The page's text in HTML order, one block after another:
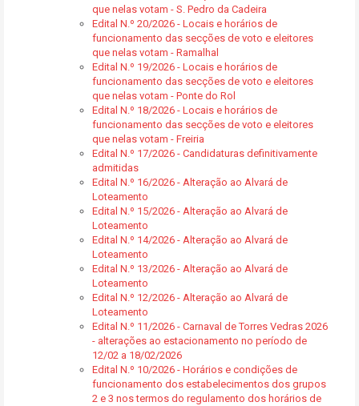
que nelas votam - S. Pedro da Cadeira
Edital N.º 20/2026 - Locais e horários de
funcionamento das secções de voto e eleitores
que nelas votam - Ramalhal
Edital N.º 19/2026 - Locais e horários de
funcionamento das secções de voto e eleitores
que nelas votam - Ponte do Rol
Edital N.º 18/2026 - Locais e horários de
funcionamento das secções de voto e eleitores
que nelas votam - Freiria
Edital N.º 17/2026 - Candidaturas definitivamente
admitidas
Edital N.º 16/2026 - Alteração ao Alvará de
Loteamento
Edital N.º 15/2026 - Alteração ao Alvará de
Loteamento
Edital N.º 14/2026 - Alteração ao Alvará de
Loteamento
Edital N.º 13/2026 - Alteração ao Alvará de
Loteamento
Edital N.º 12/2026 - Alteração ao Alvará de
Loteamento
Edital N.º 11/2026 - Carnaval de Torres Vedras 2026
- alterações ao estacionamento no período de
12/02 a 18/02/2026
Edital N.º 10/2026 - Horários e condições de
funcionamento dos estabelecimentos dos grupos
2 e 3 nos termos do regulamento dos horários de